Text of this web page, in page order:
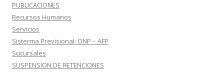
PUBLICACIONES
Recursos Humanos
Servicios
Sisterma Previsional: ONP – AFP
Sucursales
SUSPENSION DE RETENCIONES